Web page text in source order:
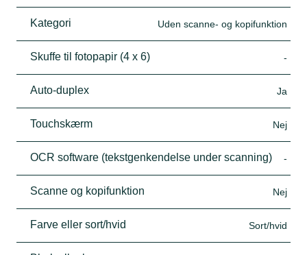
Kategori Uden scanne- og kopifunktion
Skuffe til fotopapir (4 x 6) -
Auto-duplex Ja
Touchskærm Nej
OCR software (tekstgenkendelse under scanning) -
Scanne og kopifunktion Nej
Farve eller sort/hvid Sort/hvid